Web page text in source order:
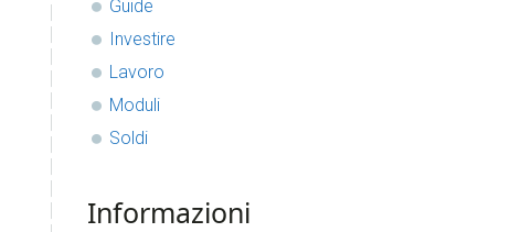
Guide
Investire
Lavoro
Moduli
Soldi
Informazioni